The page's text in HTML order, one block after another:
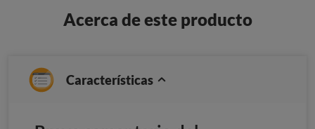
Acerca de este producto
Características